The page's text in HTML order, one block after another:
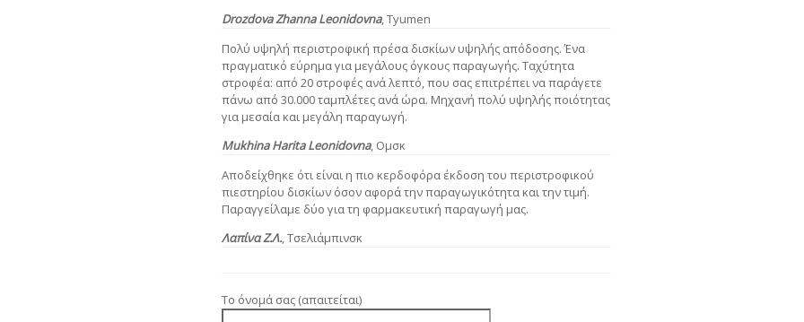
Drozdova Zhanna Leonidovna, Τyumen
Πολύ υψηλή περιστροφική πρέσα δισκίων υψηλής απόδοσης. Ένα
πραγματικό εύρημα για μεγάλους όγκους παραγωγής. Ταχύτητα
στροφέα: από 20 στροφές ανά λεπτό, που σας επιτρέπει να παράγετε
πάνω από 30.000 ταμπλέτες ανά ώρα. Μηχανή πολύ υψηλής ποιότητας
για μεσαία και μεγάλη παραγωγή.
Mukhina Harita Leonidovna, Ομσκ
Αποδείχθηκε ότι είναι η πιο κερδοφόρα έκδοση του περιστροφικού
πιεστηρίου δισκίων όσον αφορά την παραγωγικότητα και την τιμή.
Παραγγείλαμε δύο για τη φαρμακευτική παραγωγή μας.
Λαπίνα Ζ.Λ., Τσελιάμπινσκ
Το όνομά σας (απαιτείται)